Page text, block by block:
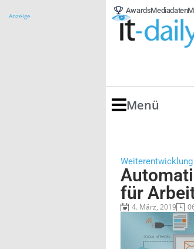
Anzeige
AwardsMediadaten
Menü
für
4. März, 2019